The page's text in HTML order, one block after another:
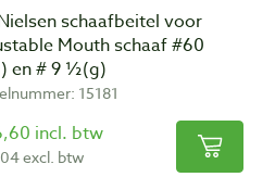
schaafbeitel voor
Mouth schaaf #60
en # 9 ½(g)
15181
incl. btw
excl. btw